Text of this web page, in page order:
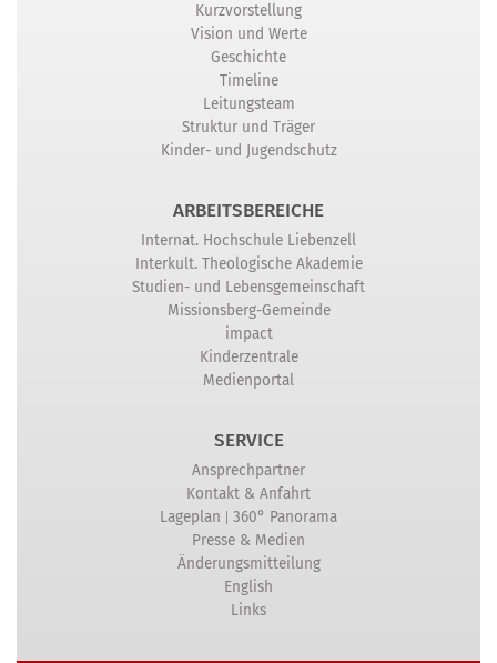
Kurzvorstellung
Vision und Werte
Geschichte
Timeline
Leitungsteam
Struktur und Träger
Kinder- und Jugendschutz
ARBEITSBEREICHE
Internat. Hochschule Liebenzell
Interkult. Theologische Akademie
Studien- und Lebensgemeinschaft
Missionsberg-Gemeinde
impact
Kinderzentrale
Medienportal
SERVICE
Ansprechpartner
Kontakt & Anfahrt
Lageplan | 360° Panorama
Presse & Medien
Änderungsmitteilung
English
Links